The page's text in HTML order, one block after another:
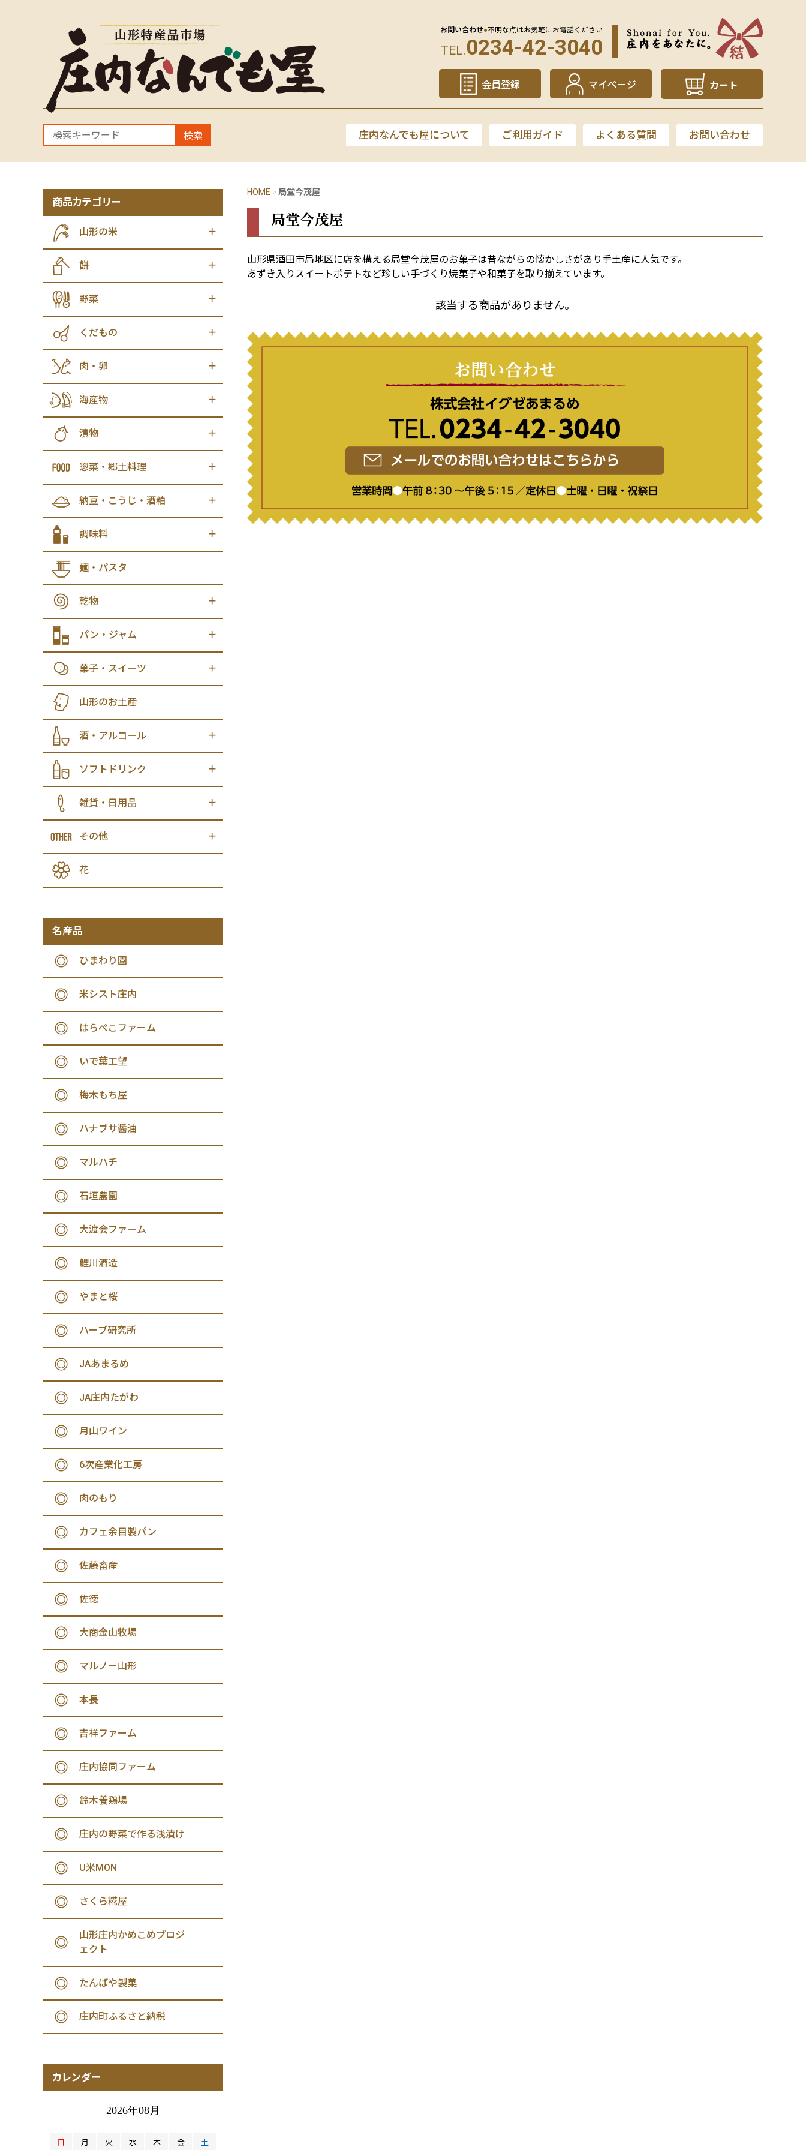
お問い合わせ●不明な点はお気軽にお電話ください
TEL.0234-42-3040
会員登録 マイページ カート
検索 庄内なんでも屋について ご利用ガイド よくある質問 お問い合わせ
HOME 局堂今茂屋
局堂今茂屋
山形県酒田市局地区に店を構える局堂今茂屋のお菓子は昔ながらの懐かしさがあり手土産に人気です。
あずき入りスイートポテトなど珍しい手づくり焼菓子や和菓子を取り揃えています。
該当する商品がありません。
商品カテゴリー
山形の米
餅
野菜
くだもの
肉・卵
海産物
漬物
惣菜・郷土料理
納豆・こうじ・酒粕
調味料
麺・パスタ
乾物
パン・ジャム
菓子・スイーツ
山形のお土産
酒・アルコール
ソフトドリンク
雑貨・日用品
その他
花
名産品
ひまわり園
米シスト庄内
はらぺこファーム
いで葉工望
梅木もち屋
ハナブサ醤油
マルハチ
石垣農園
大渡会ファーム
鯉川酒造
やまと桜
ハーブ研究所
JAあまるめ
JA庄内たがわ
月山ワイン
6次産業化工房
肉のもり
カフェ余目製パン
佐藤畜産
佐徳
大商金山牧場
マルノー山形
本長
吉祥ファーム
庄内協同ファーム
鈴木養鶏場
庄内の野菜で作る浅漬け
U米MON
さくら糀屋
山形庄内かめこめプロジ
ェクト
たんばや製菓
庄内町ふるさと納税
カレンダー
2026年08月
日 月 火 水 木 金 土